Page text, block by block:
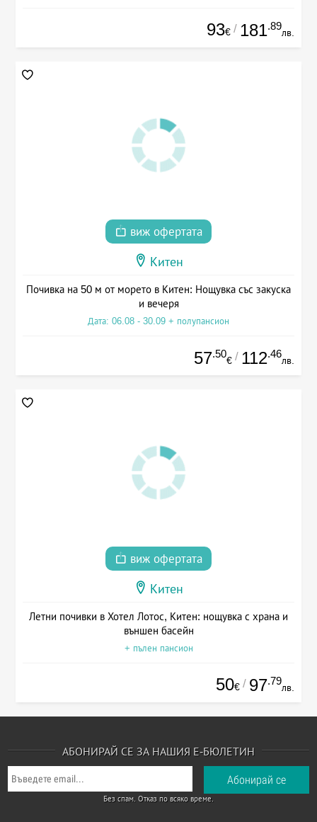
93€ / 181.89
лв.
виж офертата
Китен
Почивка на 50 м от морето в Китен: Нощувка със закуска
и вечеря
Дата: 06.08 - 30.09 + полупансион
57.50
€ / 112.46
лв.
виж офертата
Китен
Летни почивки в Хотел Лотос, Китен: нощувка с храна и
външен басейн
+ пълен пансион
50€ / 97.79
лв.
АБОНИРАЙ СЕ ЗА НАШИЯ Е-БЮЛЕТИН
Без спам. Отказ по всяко време.